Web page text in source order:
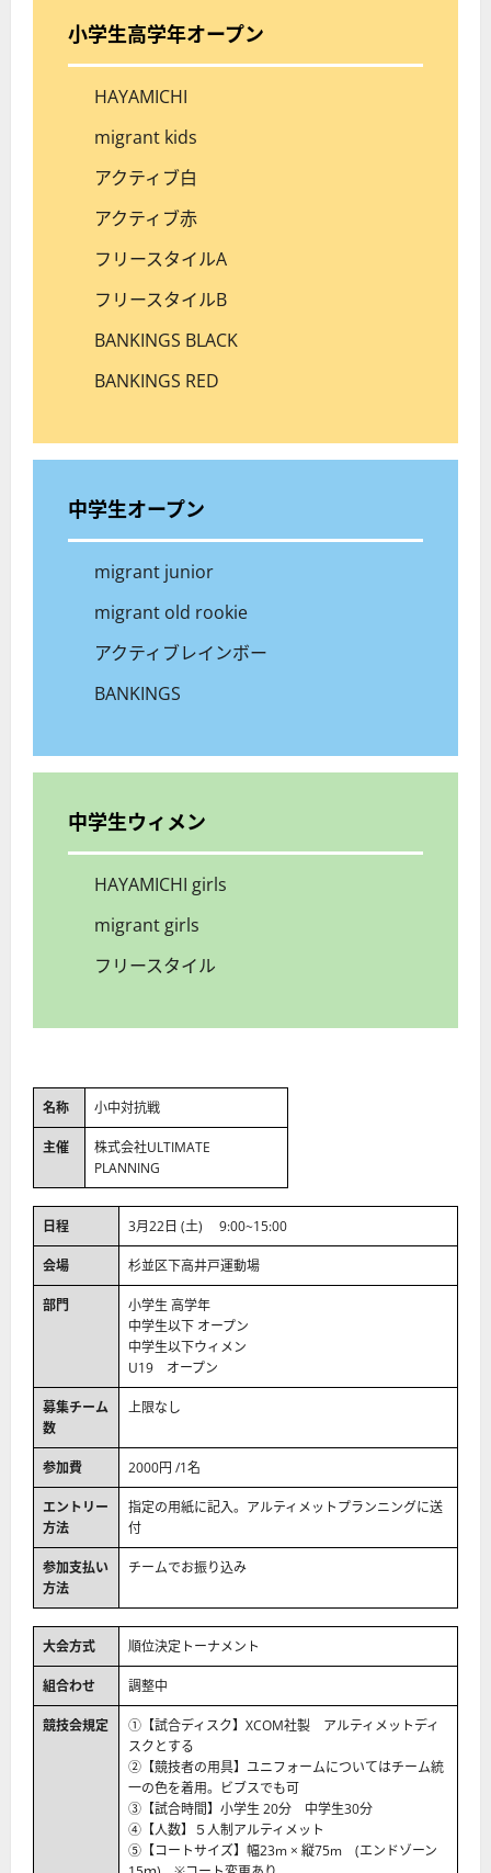
小学生高学年オープン
HAYAMICHI
migrant kids
アクティブ白
アクティブ赤
フリースタイルA
フリースタイルB
BANKINGS BLACK
BANKINGS RED
中学生オープン
migrant junior
migrant old rookie
アクティブレインボー
BANKINGS
中学生ウィメン
HAYAMICHI girls
migrant girls
フリースタイル
名称 小中対抗戦
主催
株式会社ULTIMATE
PLANNING
日程 3月22日 (土) 9:00~15:00
会場 杉並区下高井戸運動場
部門
小学生 高学年
中学生以下 オープン
中学生以下ウィメン
U19 オープン
募集チーム
数
上限なし
参加費 2000円 /1名
エントリー
方法
指定の用紙に記入。アルティメットプランニングに送
付
参加支払い
方法
チームでお振り込み
大会方式 順位決定トーナメント
組合わせ 調整中
競技会規定
①【試合ディスク】XCOM社製 アルティメットディ
スクとする
②【競技者の用具】ユニフォームについてはチーム統
一の色を着用。ビブスでも可
③【試合時間】小学生 20分 中学生30分
④【人数】５人制アルティメット
⑤【コートサイズ】幅23m × 縦75m (エンドゾーン